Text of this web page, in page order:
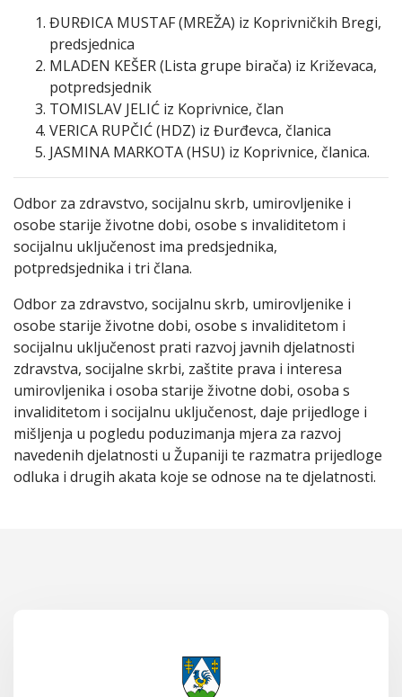
ĐURĐICA MUSTAF (MREŽA) iz Koprivničkih Bregi,
predsjednica
MLADEN KEŠER (Lista grupe birača) iz Križevaca,
potpredsjednik
TOMISLAV JELIĆ iz Koprivnice, član
VERICA RUPČIĆ (HDZ) iz Đurđevca, članica
JASMINA MARKOTA (HSU) iz Koprivnice, članica.
Odbor za zdravstvo, socijalnu skrb, umirovljenike i
osobe starije životne dobi, osobe s invaliditetom i
socijalnu uključenost ima predsjednika,
potpredsjednika i tri člana.
Odbor za zdravstvo, socijalnu skrb, umirovljenike i
osobe starije životne dobi, osobe s invaliditetom i
socijalnu uključenost prati razvoj javnih djelatnosti
zdravstva, socijalne skrbi, zaštite prava i interesa
umirovljenika i osoba starije životne dobi, osoba s
invaliditetom i socijalnu uključenost, daje prijedloge i
mišljenja u pogledu poduzimanja mjera za razvoj
navedenih djelatnosti u Županiji te razmatra prijedloge
odluka i drugih akata koje se odnose na te djelatnosti.